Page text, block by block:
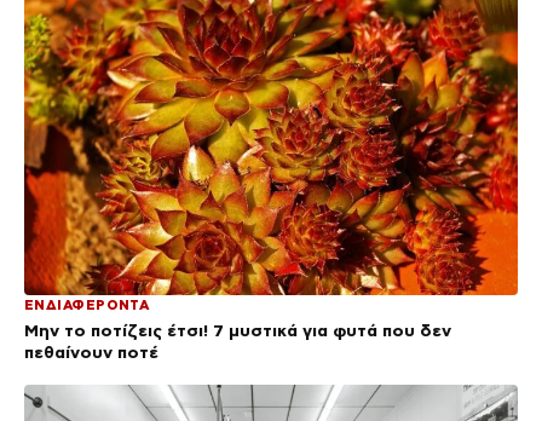
ΕΝΔΙΑΦΕΡΟΝΤΑ
Μην το ποτίζεις έτσι! 7 μυστικά για φυτά που δεν
πεθαίνουν ποτέ